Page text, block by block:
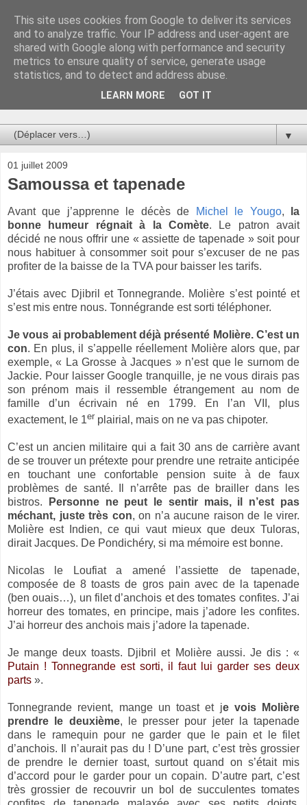
Au bistro !
La connerie étant le seul chemin susceptible de nous faire
entrevoir une parcelle de vérité, utilisons la par des moyens
de communication efficaces. Le temps qu'on remplisse nos
▼
01 juillet 2009
Samoussa et tapenade
Avant que j’apprenne le décès de Michel le Yougo, la
bonne humeur régnait à la Comète. Le patron avait
décidé ne nous offrir une « assiette de tapenade » soit pour
nous habituer à consommer soit pour s’excuser de ne pas
profiter de la baisse de la TVA pour baisser les tarifs.
J’étais avec Djibril et Tonnegrande. Molière s’est pointé et
s’est mis entre nous. Tonnégrande est sorti téléphoner.
Je vous ai probablement déjà présenté Molière. C’est un
con. En plus, il s’appelle réellement Molière alors que, par
exemple, « La Grosse à Jacques » n’est que le surnom de
Jackie. Pour laisser Google tranquille, je ne vous dirais pas
son prénom mais il ressemble étrangement au nom de
famille d’un écrivain né en 1799. En l’an VII, plus
exactement, le 1er plairial, mais on ne va pas chipoter.
C’est un ancien militaire qui a fait 30 ans de carrière avant
de se trouver un prétexte pour prendre une retraite anticipée
en touchant une confortable pension suite à de faux
problèmes de santé. Il n’arrête pas de brailler dans les
bistros.
Personne ne peut le sentir mais, il n’est pas
méchant, juste très con, on n’a aucune raison de le virer.
Molière est Indien, ce qui vaut mieux que deux Tuloras,
dirait Jacques. De Pondichéry, si ma mémoire est bonne.
Nicolas le Loufiat a amené l’assiette de tapenade,
composée de 8 toasts de gros pain avec de la tapenade
(ben ouais…), un filet d’anchois et des tomates confites. J’ai
horreur des tomates, en principe, mais j’adore les confites.
J’ai horreur des anchois mais j’adore la tapenade.
Je mange deux toasts. Djibril et Molière aussi. Je dis : «
Putain ! Tonnegrande est sorti, il faut lui garder ses deux
parts ».
Tonnegrande revient, mange un toast et je vois Molière
prendre le deuxième, le presser pour jeter la tapenade
dans le ramequin pour ne garder que le pain et le filet
d’anchois. Il n’aurait pas du ! D’une part, c’est très grossier
de prendre le dernier toast, surtout quand on s’était mis
d’accord pour le garder pour un copain. D’autre part, c’est
très grossier de recouvrir un bol de succulentes tomates
This site uses cookies from Google to deliver its services
and to analyze traffic. Your IP address and user-agent are
shared with Google along with performance and security
metrics to ensure quality of service, generate usage
statistics, and to detect and address abuse.
LEARN MORE GOT IT